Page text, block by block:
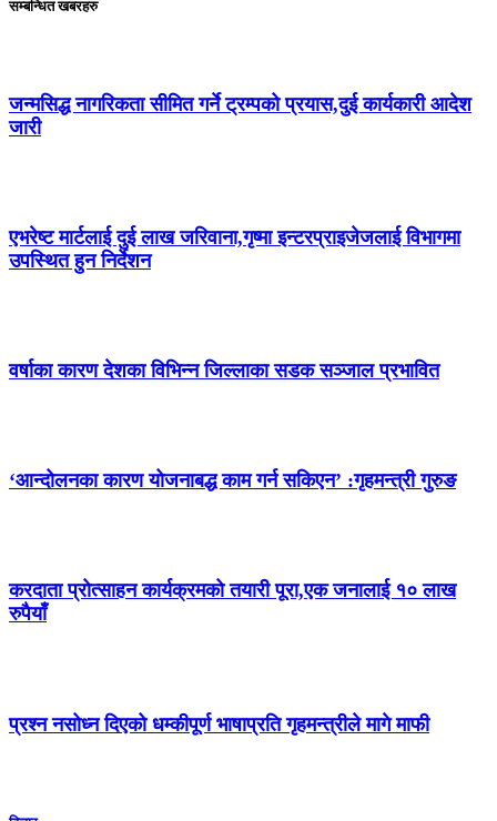
सम्बन्धित खबरहरु
जन्मसिद्ध नागरिकता सीमित गर्ने ट्रम्पको प्रयास,दुई कार्यकारी आदेश
जारी
एभरेष्ट मार्टलाई दुई लाख जरिवाना,गृष्मा इन्टरप्राइजेजलाई विभागमा
उपस्थित हुन निर्देशन
वर्षाका कारण देशका विभिन्न जिल्लाका सडक सञ्जाल प्रभावित
‘आन्दोलनका कारण योजनाबद्ध काम गर्न सकिएन’ :गृहमन्त्री गुरुङ
करदाता प्रोत्साहन कार्यक्रमको तयारी पूरा,एक जनालाई १० लाख
रुपैयाँ
प्रश्न नसोध्न दिएको धम्कीपूर्ण भाषाप्रति गृहमन्त्रीले मागे माफी